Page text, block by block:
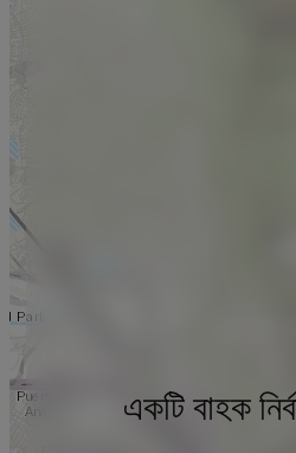
একটি বাহক